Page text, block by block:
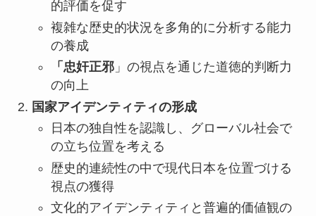
的評価を促す
複雑な歴史的状況を多角的に分析する能力
の養成
「忠奸正邪」の視点を通じた道徳的判断力
の向上
国家アイデンティティの形成
日本の独自性を認識し、グローバル社会で
の立ち位置を考える
歴史的連続性の中で現代日本を位置づける
視点の獲得
文化的アイデンティティと普遍的価値観の